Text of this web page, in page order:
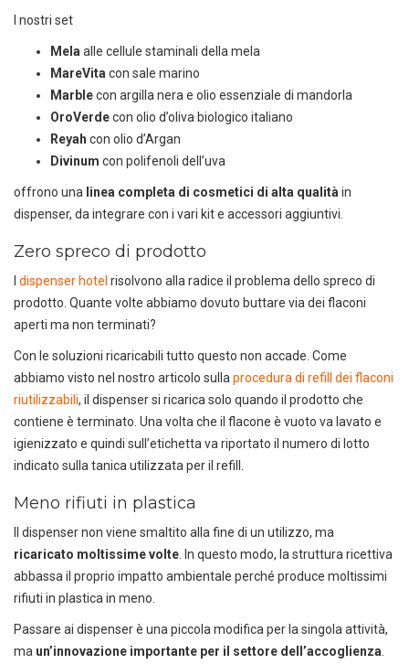
I nostri set
Mela alle cellule staminali della mela
MareVita con sale marino
Marblecon argilla nera e olio essenziale di mandorla
OroVerdecon olio d’oliva biologico italiano
Reyah con olio d’Argan
Divinum con polifenoli dell’uva
offrono una linea completa di cosmetici di alta qualità in
dispenser, da integrare con i vari kit e accessori aggiuntivi.
Zero spreco di prodotto
I dispenser hotel risolvono alla radice il problema dello spreco di
prodotto. Quante volte abbiamo dovuto buttare via dei flaconi
aperti ma non terminati?
Con le soluzioni ricaricabili tutto questo non accade. Come
abbiamo visto nel nostro articolo sulla procedura di refill dei flaconi
riutilizzabili, il dispenser si ricarica solo quando il prodotto che
contiene è terminato. Una volta che il flacone è vuoto va lavato e
igienizzato e quindi sull’etichetta va riportato il numero di lotto
indicato sulla tanica utilizzata per il refill.
Meno rifiuti in plastica
Il dispenser non viene smaltito alla fine di un utilizzo, ma
ricaricato moltissime volte . In questo modo, la struttura ricettiva
abbassa il proprio impatto ambientale perché produce moltissimi
rifiuti in plastica in meno.
Passare ai dispenser è una piccola modifica per la singola attività,
ma un’innovazione importante per il settore dell’accoglienza